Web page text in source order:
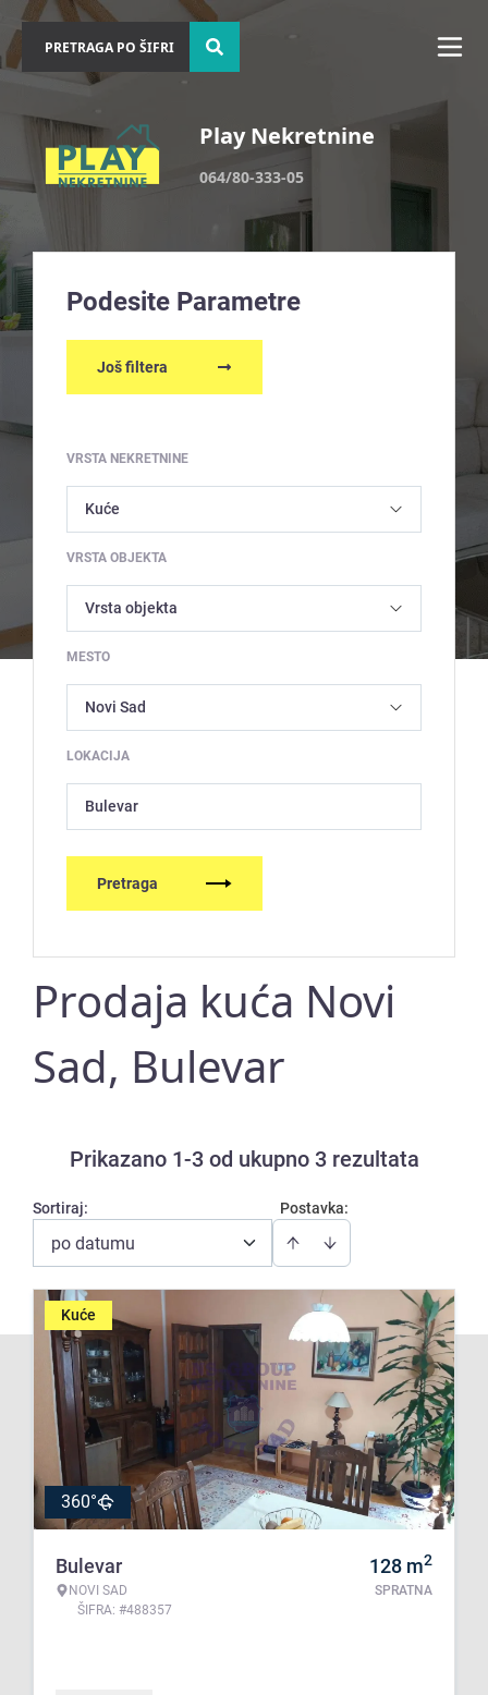
Play Nekretnine
064/80-333-05
Podesite Parametre
Još filtera
VRSTA NEKRETNINE
VRSTA OBJEKTA
MESTO
LOKACIJA
Bulevar
Pretraga
Prodaja kuća Novi
Sad, Bulevar
Prikazano 1-3 od ukupno 3 rezultata
Postavka:
Sortiraj:
po datumu
Kuće
360°
Bulevar
NOVI SAD
ŠIFRA: #488357
128 m2
SPRATNA